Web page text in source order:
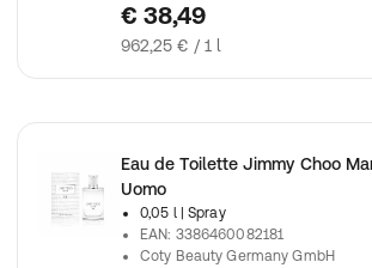
€ 38,49
962,25 € / 1 l
Eau de Toilette Jimmy Choo
Uomo
0,05 l
| Spray
EAN: 3386460082181
Coty Beauty Germany GmbH